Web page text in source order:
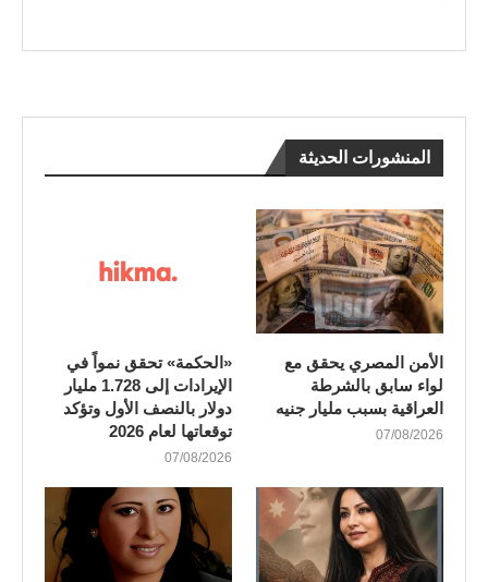
المنشورات الحديثة
الأمن المصري يحقق مع
لواء سابق بالشرطة
العراقية بسبب مليار جنيه
07/08/2026
«الحكمة» تحقق نمواً في
الإيرادات إلى 1.728 مليار
دولار بالنصف الأول وتؤكد
توقعاتها لعام 2026
07/08/2026